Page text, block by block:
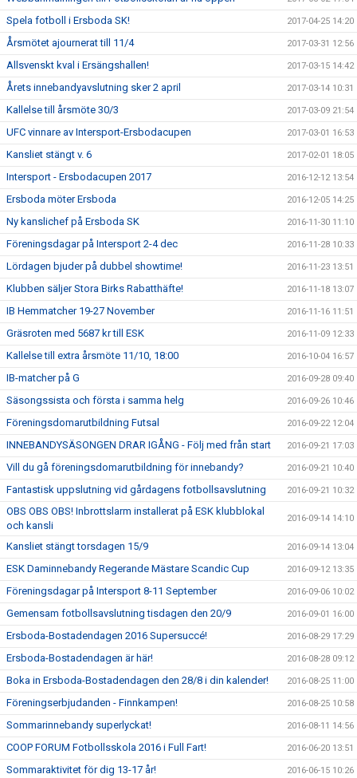
Spela fotboll i Ersboda SK! 2017-04-25 14:20
Årsmötet ajournerat till 11/4 2017-03-31 12:56
Allsvenskt kval i Ersängshallen! 2017-03-15 14:42
Årets innebandyavslutning sker 2 april 2017-03-14 10:31
Kallelse till årsmöte 30/3 2017-03-09 21:54
UFC vinnare av Intersport-Ersbodacupen 2017-03-01 16:53
Kansliet stängt v. 6 2017-02-01 18:05
Intersport - Ersbodacupen 2017 2016-12-12 13:54
Ersboda möter Ersboda 2016-12-05 14:25
Ny kanslichef på Ersboda SK 2016-11-30 11:10
Föreningsdagar på Intersport 2-4 dec 2016-11-28 10:33
Lördagen bjuder på dubbel showtime! 2016-11-23 13:51
Klubben säljer Stora Birks Rabatthäfte! 2016-11-18 13:07
IB Hemmatcher 19-27 November 2016-11-16 11:51
Gräsroten med 5687 kr till ESK 2016-11-09 12:33
Kallelse till extra årsmöte 11/10, 18:00 2016-10-04 16:57
IB-matcher på G 2016-09-28 09:40
Säsongssista och första i samma helg 2016-09-26 10:46
Föreningsdomarutbildning Futsal 2016-09-22 12:04
INNEBANDYSÄSONGEN DRAR IGÅNG - Följ med från start 2016-09-21 17:03
Vill du gå föreningsdomarutbildning för innebandy? 2016-09-21 10:40
Fantastisk uppslutning vid gårdagens fotbollsavslutning 2016-09-21 10:32
OBS OBS OBS! Inbrottslarm installerat på ESK klubblokal
och kansli
2016-09-14 14:10
Kansliet stängt torsdagen 15/9 2016-09-14 13:04
ESK Daminnebandy Regerande Mästare Scandic Cup 2016-09-12 13:35
Föreningsdagar på Intersport 8-11 September 2016-09-06 10:02
Gemensam fotbollsavslutning tisdagen den 20/9 2016-09-01 16:00
Ersboda-Bostadendagen 2016 Supersuccé! 2016-08-29 17:29
Ersboda-Bostadendagen är här! 2016-08-28 09:12
Boka in Ersboda-Bostadendagen den 28/8 i din kalender! 2016-08-25 11:00
Föreningserbjudanden - Finnkampen! 2016-08-25 10:58
Sommarinnebandy superlyckat! 2016-08-11 14:56
COOP FORUM Fotbollsskola 2016 i Full Fart! 2016-06-20 13:51
Sommaraktivitet för dig 13-17 år! 2016-06-15 10:26